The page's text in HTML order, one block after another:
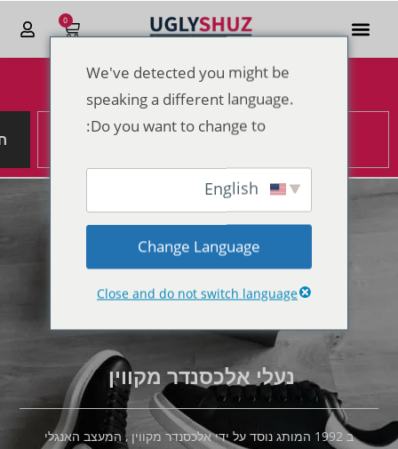
0
הנחות מטורפות לקראת סוף 2025
נעלי אלכסנדר מקווין
ב 1992 המותג נוסד על ידי אלכסנדר מקווין , המעצב האנגלי
We've detected you might be
speaking a different language.
Do you want to change to:
Change Language
Close and do not switch language